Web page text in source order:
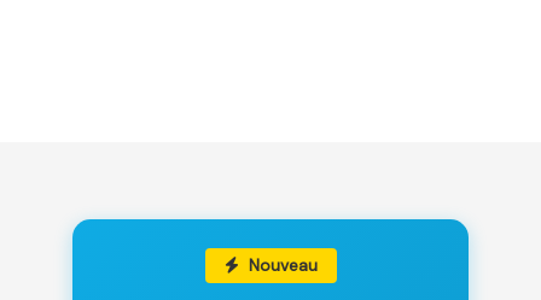
Nouveau